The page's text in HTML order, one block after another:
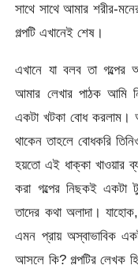
সাথে সাথে আমার শরীর-
গল্পটি এখানেই শেষ।
এখানে যা বলব তা গল্পের
আমার লেখার পাঠক আমি
একটা খটকা বোধ করলাম।
থাকেন তাহলে বোধকরি
হয়তো এই ধাক্কা খাওয়ার
করা গল্পের নিছকই
তাদের কথা অলাদা। যাহোক,
এমন প্রায় অস্বাভাবিক
আসলে কি? গল্পটির লেখক